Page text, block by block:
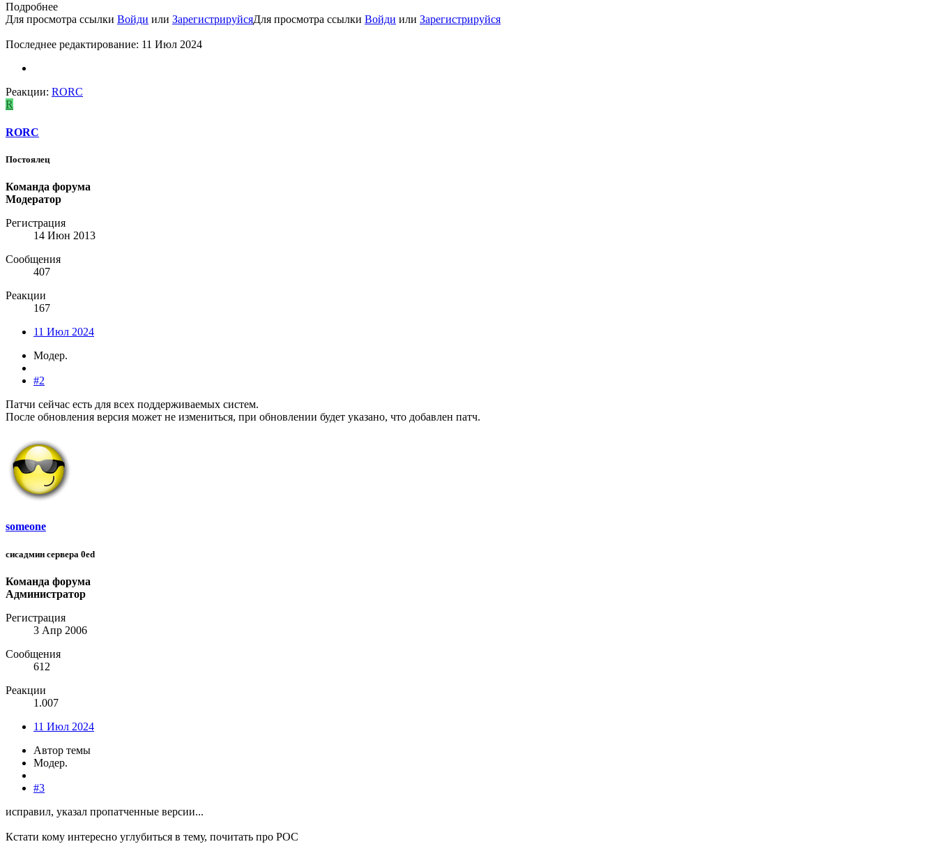
Подробнее
Для просмотра ссылки Войди или ЗарегистрируйсяДля просмотра ссылки Войди или Зарегистрируйся
Последнее редактирование: 11 Июл 2024
Реакции: RORC
R
RORC
Постоялец
Команда форума
Модератор
Регистрация
14 Июн 2013
Сообщения
407
Реакции
167
11 Июл 2024
Модер.
#2
Патчи сейчас есть для всех поддерживаемых систем.
После обновления версия может не измениться, при обновлении будет указано, что добавлен патч.
someone
сисадмин сервера 0ed
Команда форума
Администратор
Регистрация
3 Апр 2006
Сообщения
612
Реакции
1.007
11 Июл 2024
Автор темы
Модер.
#3
исправил, указал пропатченные версии...
Кстати кому интересно углубиться в тему, почитать про POC